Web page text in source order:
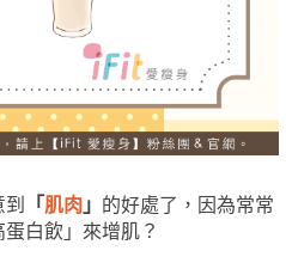
到 「肌肉」 的好處了，因為常常
白飲」來增肌？